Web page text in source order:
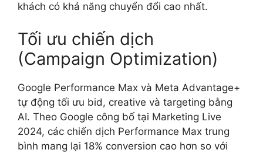
khách có khả năng chuyển đổi cao nhất.
Tối ưu chiến dịch
(Campaign Optimization)
Google Performance Max và Meta Advantage+
tự động tối ưu bid, creative và targeting bằng
AI. Theo Google công bố tại Marketing Live
2024, các chiến dịch Performance Max trung
bình mang lại 18% conversion cao hơn so với